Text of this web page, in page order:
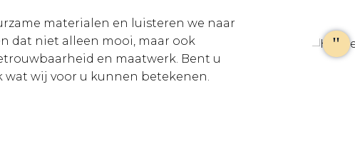
materialen en luisteren we naar
dat niet alleen mooi, maar ook
en maatwerk. Bent u
wat wij voor u kunnen betekenen.